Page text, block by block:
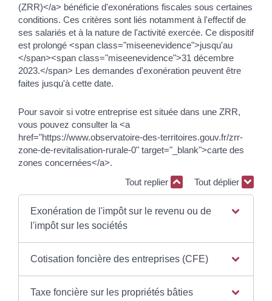
(ZRR)</a> bénéficie d'exonérations fiscales sous certaines
conditions. Ces critères sont liés notamment à l'effectif de
ses salariés et à la nature de l'activité exercée. Ce dispositif
est prolongé <span class="miseenevidence">jusqu'au
</span><span class="miseenevidence">31 décembre
2023.</span> Les demandes d'exonération peuvent être
faites jusqu'à cette date.
Pour savoir si votre entreprise est située dans une ZRR,
vous pouvez consulter la <a
href="https://www.observatoire-des-territoires.gouv.fr/zrr-
zone-de-revitalisation-rurale-0" target="_blank">carte des
zones concernées</a>.
Tout replier
Tout déplier
Exonération de l'impôt sur le revenu ou de
l'impôt sur les sociétés
Cotisation foncière des entreprises (CFE)
Taxe foncière sur les propriétés bâties